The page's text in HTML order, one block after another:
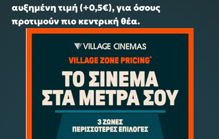
αυξημένη τιμή (+0,5€), για όσους
προτιμούν πιο κεντρική θέα.